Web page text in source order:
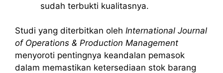
sudah terbukti kualitasnya.
Studi yang diterbitkan oleh International Journal
of Operations & Production Management
menyoroti pentingnya keandalan pemasok
dalam memastikan ketersediaan stok barang